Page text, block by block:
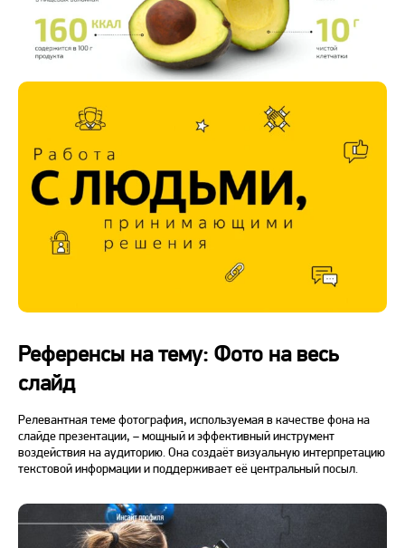
Референсы на тему: Фото на весь
слайд
Релевантная теме фотография, используемая в качестве фона на
слайде презентации, – мощный и эффективный инструмент
воздействия на аудиторию. Она создаёт визуальную интерпретацию
текстовой информации и поддерживает её центральный посыл.